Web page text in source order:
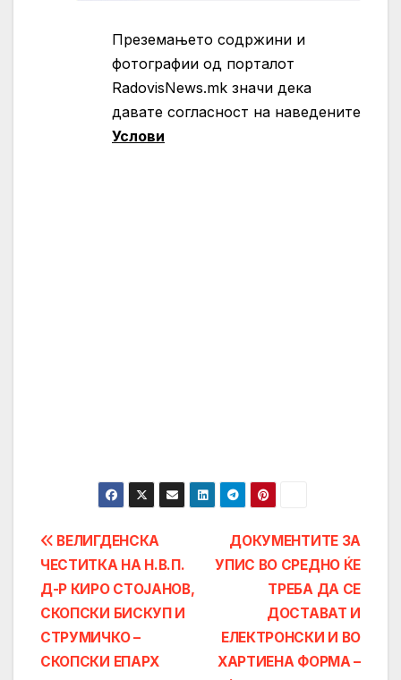
Преземањето содржини и
фотографии од порталот
RadovisNews.mk значи дека
давате согласност на нaведените
Услови
Post
navigation
ДОКУМЕНТИТЕ ЗА
УПИС ВО СРЕДНО ЌЕ
ТРЕБА ДА СЕ
ДОСТАВАТ И
ЕЛЕКТРОНСКИ И ВО
ХАРТИЕНА ФОРМА –
ВЕЛИГДЕНСКА
ЧЕСТИТКА НА Н.В.П.
Д-Р КИРО СТОЈАНОВ,
СКОПСКИ БИСКУП И
СТРУМИЧКО –
СКОПСКИ ЕПАРХ